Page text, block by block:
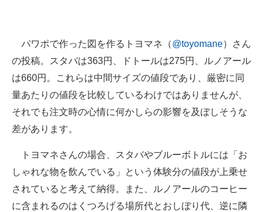
製造業のIT導入・活用を支援
モノづくり技術者専門サイト
エレクトロニクス専門サイト
電子設計の基本と応用
ちょっと気になるネットの話題
パワポで作った図を作るトヨマネ（@toyomane）さん
の投稿。スタバは363円、ドトールは275円、ルノアール
は660円。これらは中間サイズの値段であり、厳密に同
量あたりの値段を比較しているわけではありませんが、
それでも注文時の心情に何かしらの影響を及ぼしそうな
差があります。
トヨマネさんの場合、スタバやブルーボトルには「お
しゃれな物を飲んでいる」という体験分の値段が上乗せ
されていると考えて納得。また、ルノアールのコーヒー
に含まれるのはくつろげる場所代とおしぼり代、逆に隣